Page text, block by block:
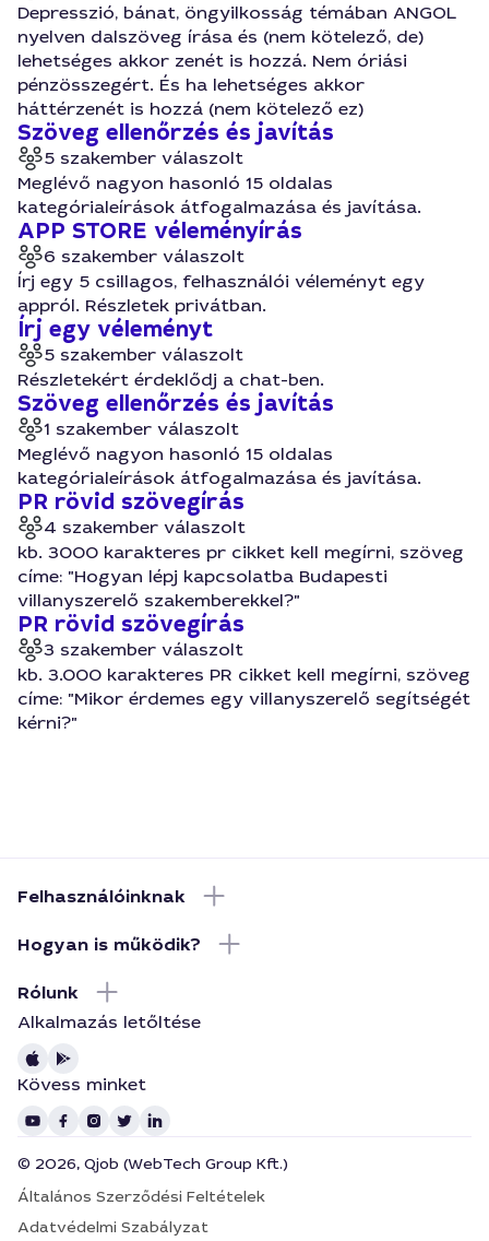
Depresszió, bánat, öngyilkosság témában ANGOL
nyelven dalszöveg írása és (nem kötelező, de)
lehetséges akkor zenét is hozzá. Nem óriási
pénzösszegért. És ha lehetséges akkor
háttérzenét is hozzá (nem kötelező ez)
Szöveg ellenőrzés és javítás
5 szakember válaszolt
Meglévő nagyon hasonló 15 oldalas
kategórialeírások átfogalmazása és javítása.
APP STORE véleményírás
6 szakember válaszolt
Írj egy 5 csillagos, felhasználói véleményt egy
appról. Részletek privátban.
Írj egy véleményt
5 szakember válaszolt
Részletekért érdeklődj a chat-ben.
Szöveg ellenőrzés és javítás
1 szakember válaszolt
Meglévő nagyon hasonló 15 oldalas
kategórialeírások átfogalmazása és javítása.
PR rövid szövegírás
4 szakember válaszolt
kb. 3000 karakteres pr cikket kell megírni, szöveg
címe: "Hogyan lépj kapcsolatba Budapesti
villanyszerelő szakemberekkel?"
PR rövid szövegírás
3 szakember válaszolt
kb. 3.000 karakteres PR cikket kell megírni, szöveg
címe: "Mikor érdemes egy villanyszerelő segítségét
kérni?"
Felhasználóinknak
Hogyan is működik?
Rólunk
Alkalmazás letőltése
Kövess minket
© 2026, Qjob (WebTech Group Kft.)
Általános Szerződési Feltételek
Adatvédelmi Szabályzat